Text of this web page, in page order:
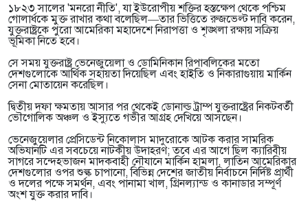
১৮২৩ সালের 'মনরো নীতি', যা ইউরোপীয় শক্তির হস্তক্ষেপ থেকে পশ্চিম
গোলার্ধকে মুক্ত রাখার কথা বলেছিল—তার ভিত্তিতে রুজভেল্ট দাবি করেন,
যুক্তরাষ্ট্রকে পুরো আমেরিকা মহাদেশে নিরাপত্তা ও শৃঙ্খলা রক্ষায় সক্রিয়
ভূমিকা নিতে হবে।
সে সময় যুক্তরাষ্ট্র ভেনেজুয়েলা ও ডোমিনিকান রিপাবলিকের মতো
দেশগুলোকে আর্থিক সহায়তা দিয়েছিল এবং হাইতি ও নিকারাগুয়ায় মার্কিন
সেনা মোতায়েন করেছিল।
দ্বিতীয় দফা ক্ষমতায় আসার পর থেকেই ডোনাল্ড ট্রাম্প যুক্তরাষ্ট্রের নিকটবর্তী
ভৌগোলিক অঞ্চল ও ইস্যুতে গভীর আগ্রহ দেখিয়ে আসছেন।
ভেনেজুয়েলার প্রেসিডেন্ট নিকোলাস মাদুরোকে আটক করার সামরিক
অভিযানটি এর সবচেয়ে নাটকীয় উদাহরণ; তবে এর আগে ছিল ক্যারিবীয়
সাগরে সন্দেহভাজন মাদকবাহী নৌযানে মার্কিন হামলা, লাতিন আমেরিকার
দেশগুলোর ওপর শুল্ক চাপানো, বিভিন্ন দেশের জাতীয় নির্বাচনে নির্দিষ্ট প্রার্থী
ও দলের পক্ষে সমর্থন, এবং পানামা খাল, গ্রিনল্যান্ড ও কানাডার সম্পূর্ণ
অংশ যুক্ত করার দাবি।